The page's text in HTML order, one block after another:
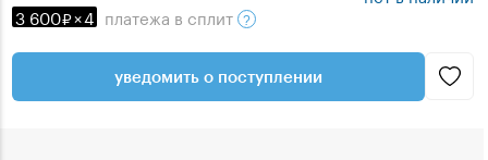
3 600 ×4 платежа в сплит
уведомить о поступлении